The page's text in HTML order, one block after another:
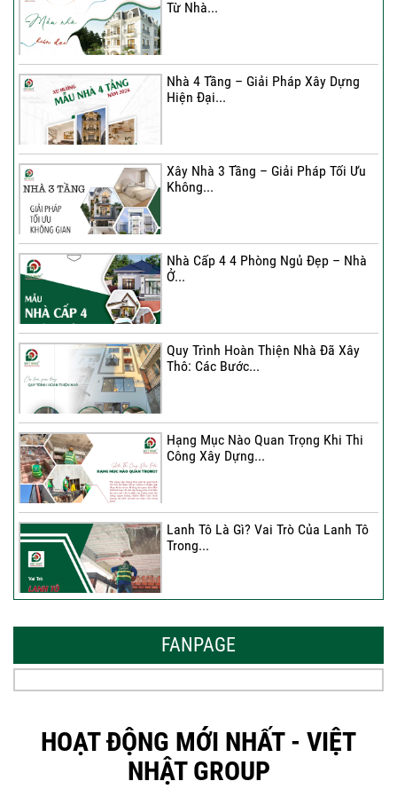
Từ Nhà...
Nhà 4 Tầng – Giải Pháp Xây Dựng
Hiện Đại...
Xây Nhà 3 Tầng – Giải Pháp Tối Ưu
Không...
Nhà Cấp 4 4 Phòng Ngủ Đẹp – Nhà
Ở...
Quy Trình Hoàn Thiện Nhà Đã Xây
Thô: Các Bước...
Hạng Mục Nào Quan Trọng Khi Thi
Công Xây Dựng...
Lanh Tô Là Gì? Vai Trò Của Lanh Tô
Trong...
Thiết Kế Hòa...
Bê Tông...
FANPAGE
HOẠT ĐỘNG MỚI NHẤT - VIỆT
NHẬT GROUP